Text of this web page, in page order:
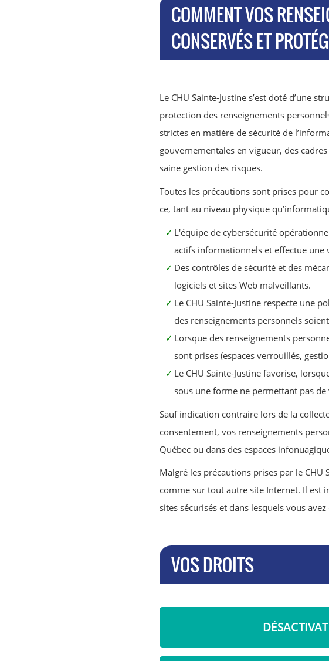
COMMENT VOS
CONSERVÉS ET
Le CHU Sainte-Justine s’est doté d’une
protection des renseignements
strictes en matière de sécurité de
gouvernementales en vigueur, des
saine gestion des risques.
Toutes les précautions sont prises pour
ce, tant au niveau physique
L'équipe de cybersécurité
actifs informationnels et effectue une
Des contrôles de sécurité et des
logiciels et sites Web malveillants.
Le CHU Sainte-Justine respecte une
des renseignements personnels
Lorsque des renseignements
sont prises (espaces verrouillés,
Le CHU Sainte-Justine favorise,
sous une forme ne permettant pas
Sauf indication contraire lors de la
consentement, vos renseignements
Québec ou dans des espaces
Malgré les précautions prises par le CHU
comme sur tout autre site Internet. Il est
sites sécurisés et dans lesquels vous avez
VOS DROITS